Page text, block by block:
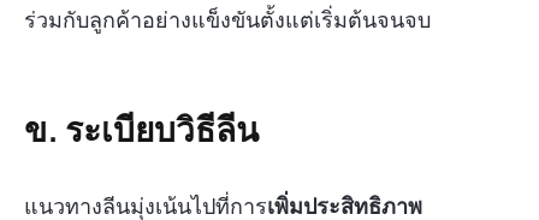
ร่วมกับลูกค้าอย่างแข็งขันตั้งแต่เริ่มต้นจนจบ
ข. ระเบียบวิธีลีน
แนวทางลีนมุ่งเน้นไปที่การเพิ่มประสิทธิภาพ